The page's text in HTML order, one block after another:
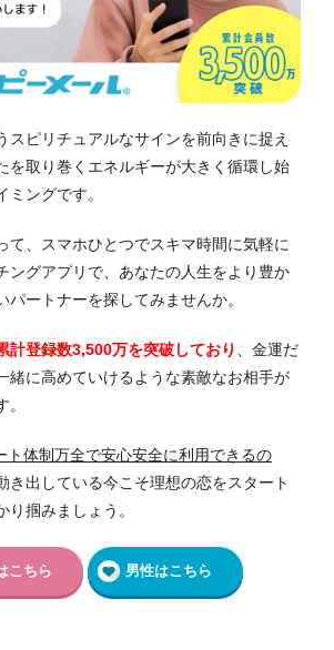
スピリチュアルなサインを前向きに捉え
を取り巻くエネルギーが大きく循環し始
ングです。
て、スマホひとつでスキマ時間に気軽に
ングアプリで、あなたの人生をより豊か
パートナーを探してみませんか。
計登録数3,500万を突破しており
、金運だ
緒に高めていけるような素敵なお相手が
ト体制万全で安心安全に利用できるの
き出している今こそ理想の恋をスタート
り掴みましょう。
こちら 男性はこちら